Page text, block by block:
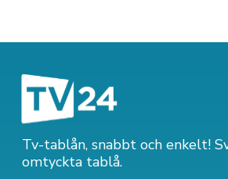
Tv-tablån, snabbt och enkelt!
omtyckta tablå.